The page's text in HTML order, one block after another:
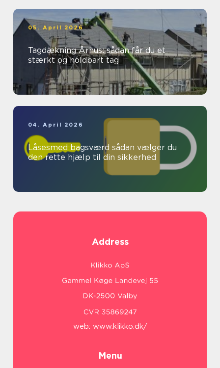
05. April 2026
Tagdækning Århus: sådan får du et
stærkt og holdbart tag
04. April 2026
Låsesmed bagsværd sådan vælger du
den rette hjælp til din sikkerhed
Address
web: www.klikko.dk/
Menu